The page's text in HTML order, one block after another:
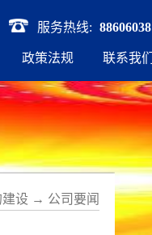
服务热线: 88606038
政策法规 联系我们
设 → 公司要闻